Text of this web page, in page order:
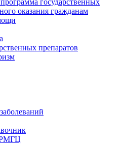
государственных
оказания гражданам
препаратов
РМГЦ